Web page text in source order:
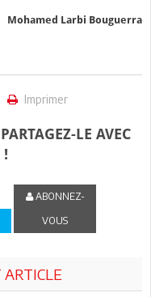
Mohamed Larbi Bouguerra
Imprimer
LE AVEC
!
ABONNEZ-
VOUS